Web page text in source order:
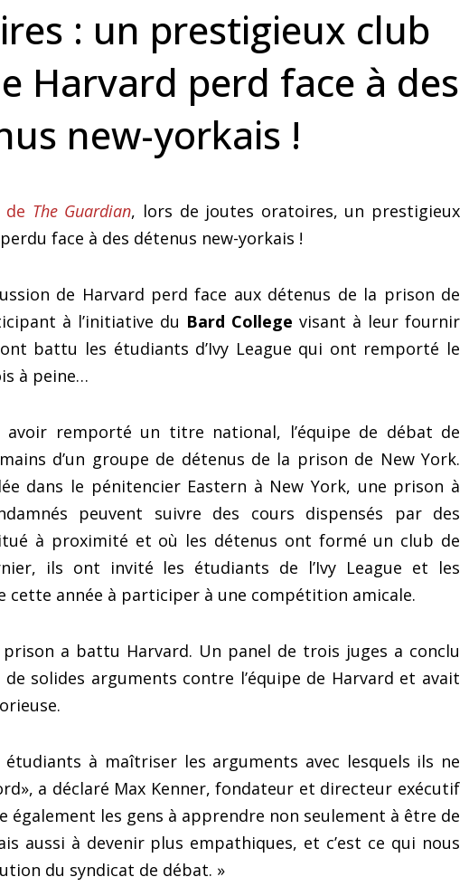
: un prestigieux club
Harvard perd face à des
new-yorkais !
The Guardian, lors de joutes oratoires, un prestigieux
face à des détenus new-yorkais !
de Harvard perd face aux détenus de la prison de
à l’initiative du Bard College visant à leur fournir
ont battu les étudiants d’Ivy League qui ont remporté le
à peine…
avoir remporté un titre national, l’équipe de débat de
d’un groupe de détenus de la prison de New York.
dans le pénitencier Eastern à New York, une prison à
peuvent suivre des cours dispensés par des
à proximité et où les détenus ont formé un club de
ils ont invité les étudiants de l’Ivy League et les
cette année à participer à une compétition amicale.
a battu Harvard. Un panel de trois juges a conclu
de solides arguments contre l’équipe de Harvard et avait
étudiants à maîtriser les arguments avec lesquels ils ne
a déclaré Max Kenner, fondateur et directeur exécutif
également les gens à apprendre non seulement à être de
aussi à devenir plus empathiques, et c’est ce qui nous
du syndicat de débat. »